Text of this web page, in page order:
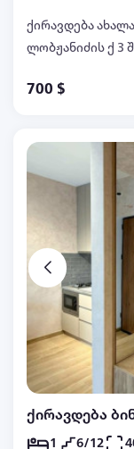
ქირავდება
ლობჟანიძის ქ 3
700 $
ქირავდება
1 6/12